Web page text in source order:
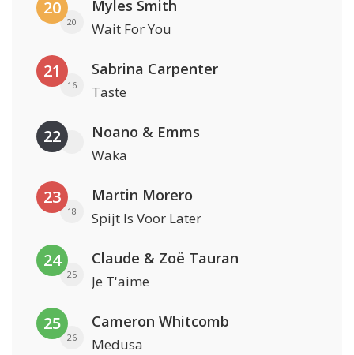
20
20
Myles Smith
Wait For You
21
16
Sabrina Carpenter
Taste
22 Noano & Emms
Waka
23
18
Martin Morero
Spijt Is Voor Later
24
25
Claude & Zoë Tauran
Je T'aime
25
26
Cameron Whitcomb
Medusa